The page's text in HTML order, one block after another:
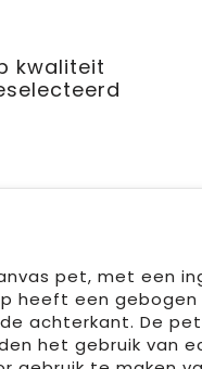
kwaliteit
pet, met een
heeft een
achterkant. De
het gebruik